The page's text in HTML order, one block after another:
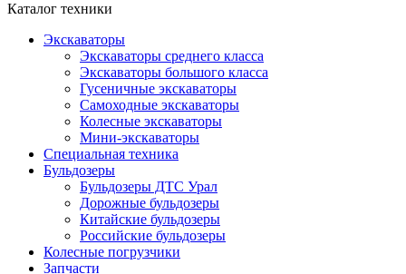
Каталог техники
Экскаваторы
Экскаваторы среднего класса
Экскаваторы большого класса
Гусеничные экскаваторы
Самоходные экскаваторы
Колесные экскаваторы
Мини-экскаваторы
Специальная техника
Бульдозеры
Бульдозеры ДТС Урал
Дорожные бульдозеры
Китайские бульдозеры
Российские бульдозеры
Колесные погрузчики
Запчасти